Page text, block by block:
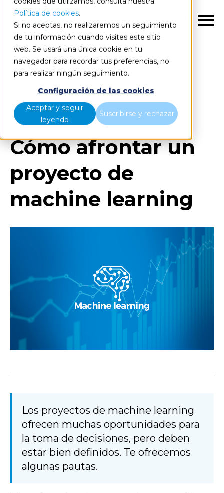
Política de cookies.
Si no aceptas, no realizaremos un seguimiento
de tu información cuando visites este sitio
web. Se usará una única cookie en tu
navegador para recordar tus preferencias, no
para realizar ningún seguimiento.
Configuración de las cookies
Aceptar y seguir
leyendo
Suscribirse y rechazar
ES
Cómo afrontar un proyecto de machine learning
Cómo afrontar un
proyecto de
machine learning
Los proyectos de machine learning
ofrecen muchas oportunidades para
la toma de decisiones, pero deben
estar bien definidos. Te ofrecemos
algunas pautas.